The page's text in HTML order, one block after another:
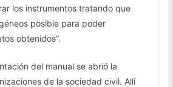
los instrumentos tratando que
posible para poder
obtenidos”.
del manual se abrió la
de la sociedad civil. Allí